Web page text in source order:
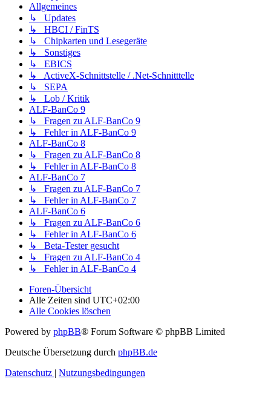
Allgemeines
↳ Updates
↳ HBCI / FinTS
↳ Chipkarten und Lesegeräte
↳ Sonstiges
↳ EBICS
↳ ActiveX-Schnittstelle / .Net-Schnitttelle
↳ SEPA
↳ Lob / Kritik
ALF-BanCo 9
↳ Fragen zu ALF-BanCo 9
↳ Fehler in ALF-BanCo 9
ALF-BanCo 8
↳ Fragen zu ALF-BanCo 8
↳ Fehler in ALF-BanCo 8
ALF-BanCo 7
↳ Fragen zu ALF-BanCo 7
↳ Fehler in ALF-BanCo 7
ALF-BanCo 6
↳ Fragen zu ALF-BanCo 6
↳ Fehler in ALF-BanCo 6
↳ Beta-Tester gesucht
↳ Fragen zu ALF-BanCo 4
↳ Fehler in ALF-BanCo 4
Foren-Übersicht
Alle Zeiten sind UTC+02:00
Alle Cookies löschen
Powered by phpBB® Forum Software © phpBB Limited
Deutsche Übersetzung durch phpBB.de
Datenschutz | Nutzungsbedingungen